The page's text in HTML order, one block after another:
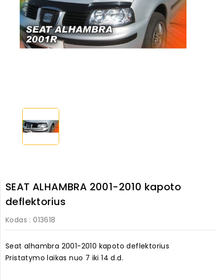
SEAT ALHAMBRA 2001-2010 kapoto
deflektorius
Kodas : 013618
Seat alhambra 2001-2010 kapoto deflektorius
Pristatymo laikas nuo 7 iki 14 d.d.